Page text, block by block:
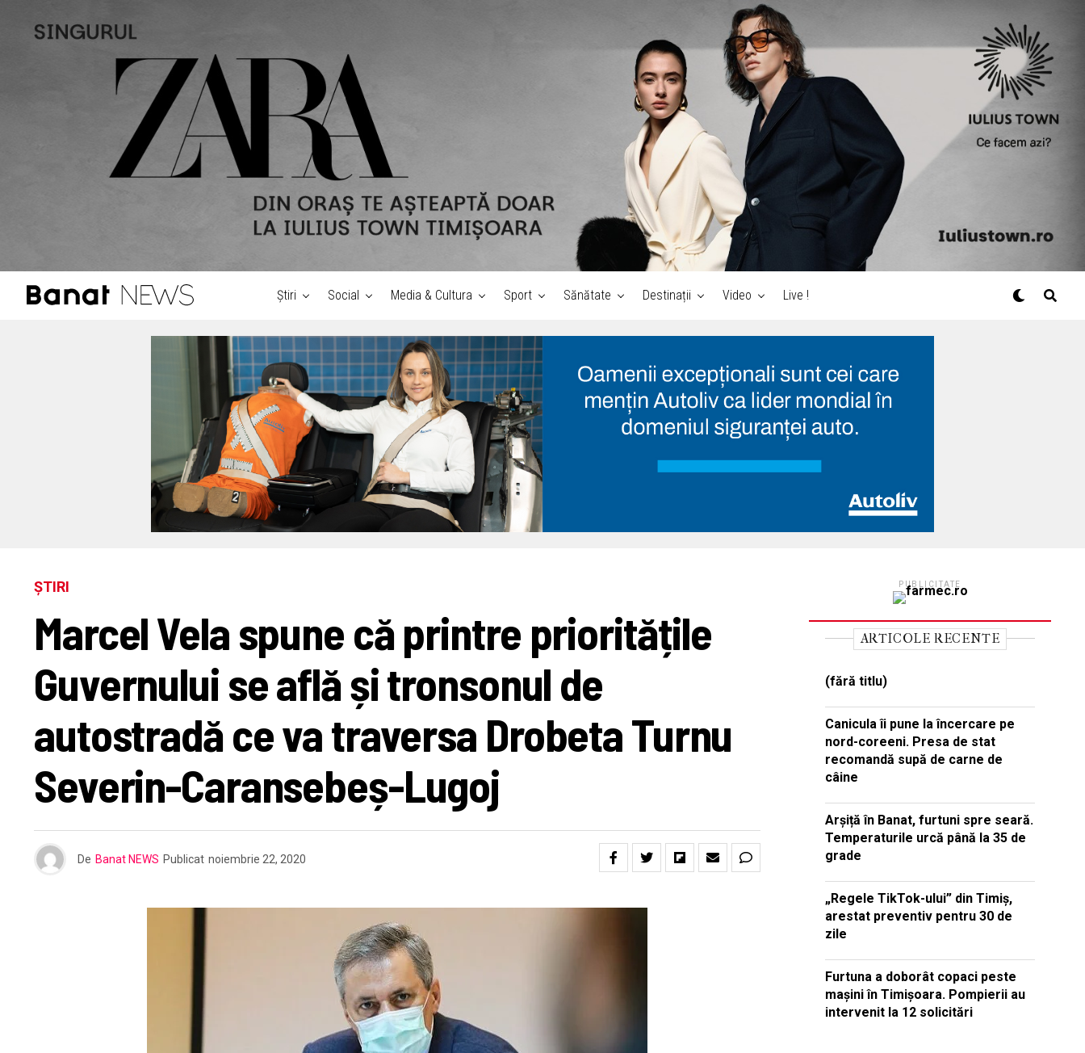
Știri Social Media & Cultura Sport Sănătate Destinații Video Live !
ȘTIRI
Marcel Vela spune că printre prioritățile
Guvernului se află și tronsonul de
autostradă ce va traversa Drobeta Turnu
Severin-Caransebeș-Lugoj
De Banat NEWS Publicat noiembrie 22, 2020
PUBLICITATE
ARTICOLE RECENTE
(fără titlu)
Canicula îi pune la încercare pe
nord-coreeni. Presa de stat
recomandă supă de carne de
câine
Arșiță în Banat, furtuni spre seară.
Temperaturile urcă până la 35 de
grade
„Regele TikTok-ului” din Timiș,
arestat preventiv pentru 30 de
zile
Furtuna a doborât copaci peste
mașini în Timișoara. Pompierii au
intervenit la 12 solicitări